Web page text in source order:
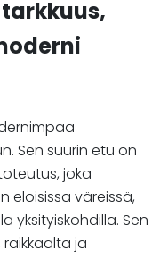
Sen suurin etu on
joka
eloisissa väreissä,
yksityiskohdilla. Sen
ja